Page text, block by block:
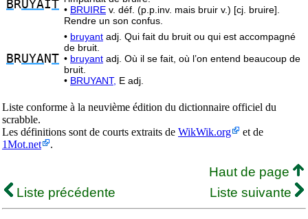
B RUYAIT • BRUIRE v. déf. (p.p.inv. mais bruir v.) [cj. bruire].
Rendre un son confus.
B RUYANT
• bruyant adj. Qui fait du bruit ou qui est accompagné
de bruit.
• bruyant adj. Où il se fait, où l’on entend beaucoup de
bruit.
• BRUYANT, E adj.
Liste conforme à la neuvième édition du dictionnaire officiel du
scrabble.
Les définitions sont de courts extraits de WikWik.org
et de
1Mot.net
.
Haut de page
Liste précédente
Liste suivante